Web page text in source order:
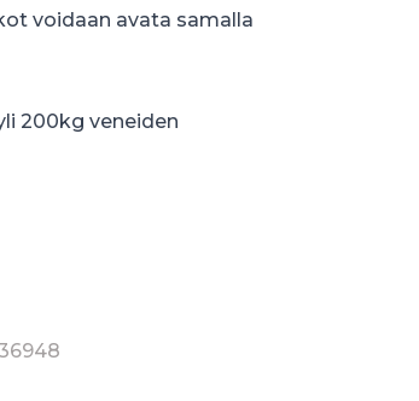
voidaan avata samalla
200kg veneiden